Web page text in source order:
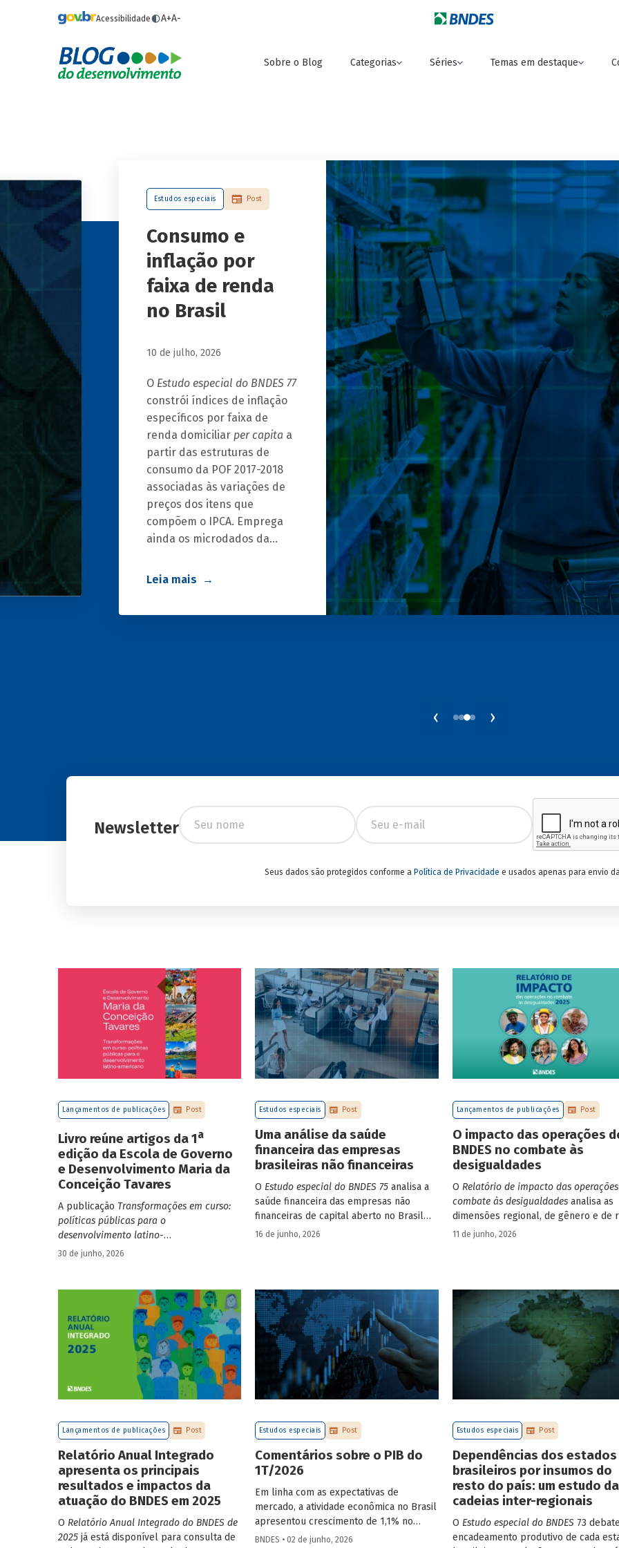
Acessibilidade A+A-
Sobre o Blog Categorias Séries Temas em destaque
Estudos especiais Post
Consumo e
inflação por
faixa de renda
no Brasil
10 de julho, 2026
O Estudo especial do BNDES 77
constrói índices de inflação
específicos por faixa de
renda domiciliar per capita a
partir das estruturas de
consumo da POF 2017-2018
associadas às variações de
preços dos itens que
compõem o IPCA. Emprega
ainda os microdados da
a evolução da renda dos
Leia mais
‹ ›
Newsletter
Seus dados são protegidos conforme a Política de Privacidade e usados apenas para envio
Lançamentos de publicações Post
Livro reúne artigos da 1a
edição da Escola de Governo
e Desenvolvimento Maria da
Conceição Tavares
A publicação Transformações em curso:
políticas públicas para o
desenvolvimento latino-
americano compila trabalhos da 1ª
Tavares.
30 de junho, 2026
Estudos especiais Post
Uma análise da saúde
financeira das empresas
brasileiras não financeiras
O Estudo especial do BNDES 75 analisa a
saúde financeira das empresas não
financeiras de capital aberto no Brasil
que apresentaram negociação em bolsa
quatro dimensões: lucratividade,
solvência, endividamento e alavancagem.
16 de junho, 2026
Lançamentos de publicações Post
O impacto das operações
BNDES no combate às
desigualdades
O Relatório de impacto das
combate às desigualdadesanalisa as
dimensões regional, de gênero e de
que contribuem para a elevada
11 de junho, 2026
Lançamentos de publicações Post
Relatório Anual Integrado
apresenta os principais
resultados e impactos da
atuação do BNDES em 2025
O Relatório Anual Integrado do BNDES de
2025 já está disponível para consulta de
Estudos especiais Post
Comentários sobre o PIB do
1T/2026
Em linha com as expectativas de
mercado, a atividade econômica no Brasil
apresentou crescimento de 1,1% no
1T/2026 na comparação com o trimestre
BNDES • 02 de junho, 2026
Estudos especiais Post
Dependências dos estados
brasileiros por insumos do
resto do país: um estudo
cadeias inter-regionais
O Estudo especial do BNDES 73
encadeamento produtivo de cada